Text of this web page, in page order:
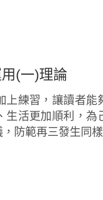
(一)理論
練習，讓讀者能
生活更加順利，
防範再三發生同